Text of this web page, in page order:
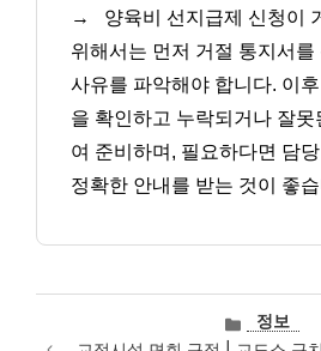
→
양육비 선지급제 신청이
위해서는 먼저 거절 통지서를
사유를 파악해야 합니다. 이
을 확인하고 누락되거나 잘
여 준비하며, 필요하다면 담
정확한 안내를 받는 것이 좋
카
테
정보